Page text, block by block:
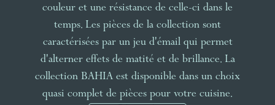
couleur et une résistance de celle-ci dans le
temps. Les pièces de la collection sont
caractérisées par un jeu d'émail qui permet
d'alterner effets de matité et de brillance. La
collection BAHIA est disponible dans un choix
quasi complet de pièces pour votre cuisine.